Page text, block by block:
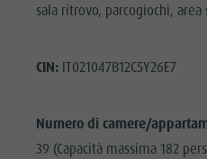
sala ritrovo, parcogiochi,
CIN:IT021047B12C5Y26E7
Numero di camere/
39 (Capacità massima 182